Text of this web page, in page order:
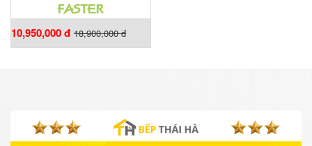
10,950,000 đ 18,900,000 đ